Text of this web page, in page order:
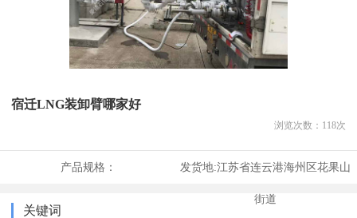
宿迁LNG装卸臂哪家好
浏览次数： 118次
产品规格： 发货地:江苏省连云港海州区花果山
街道
关键词